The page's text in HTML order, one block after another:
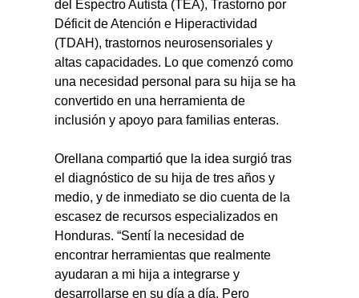
del Espectro Autista (TEA), Trastorno por
Déficit de Atención e Hiperactividad
(TDAH), trastornos neurosensoriales y
altas capacidades. Lo que comenzó como
una necesidad personal para su hija se ha
convertido en una herramienta de
inclusión y apoyo para familias enteras.
Orellana compartió que la idea surgió tras
el diagnóstico de su hija de tres años y
medio, y de inmediato se dio cuenta de la
escasez de recursos especializados en
Honduras. “Sentí la necesidad de
encontrar herramientas que realmente
ayudaran a mi hija a integrarse y
desarrollarse en su día a día. Pero